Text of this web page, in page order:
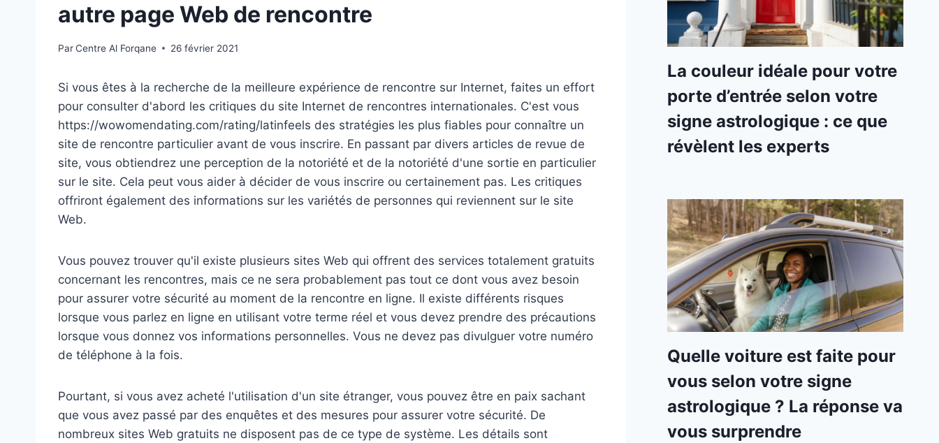
autre page Web de rencontre
ParCentre Al Forqane 26 février 2021
Si vous êtes à la recherche de la meilleure expérience de rencontre sur Internet, faites un effort
pour consulter d'abord les critiques du site Internet de rencontres internationales. C'est vous
https://wowomendating.com/rating/latinfeels des stratégies les plus fiables pour connaître un
site de rencontre particulier avant de vous inscrire. En passant par divers articles de revue de
site, vous obtiendrez une perception de la notoriété et de la notoriété d'une sortie en particulier
sur le site. Cela peut vous aider à décider de vous inscrire ou certainement pas. Les critiques
offriront également des informations sur les variétés de personnes qui reviennent sur le site
Web.
Vous pouvez trouver qu'il existe plusieurs sites Web qui offrent des services totalement gratuits
concernant les rencontres, mais ce ne sera probablement pas tout ce dont vous avez besoin
pour assurer votre sécurité au moment de la rencontre en ligne. Il existe différents risques
lorsque vous parlez en ligne en utilisant votre terme réel et vous devez prendre des précautions
lorsque vous donnez vos informations personnelles. Vous ne devez pas divulguer votre numéro
de téléphone à la fois.
Pourtant, si vous avez acheté l'utilisation d'un site étranger, vous pouvez être en paix sachant
que vous avez passé par des enquêtes et des mesures pour assurer votre sécurité. De
nombreux sites Web gratuits ne disposent pas de ce type de système. Les détails sont
La couleur idéale pour votre
porte d’entrée selon votre
signe astrologique : ce que
révèlent les experts
Quelle voiture est faite pour
vous selon votre signe
astrologique ? La réponse va
vous surprendre